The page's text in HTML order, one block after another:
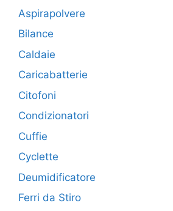
Aspirapolvere
Bilance
Caldaie
Caricabatterie
Citofoni
Condizionatori
Cuffie
Cyclette
Deumidificatore
Ferri da Stiro